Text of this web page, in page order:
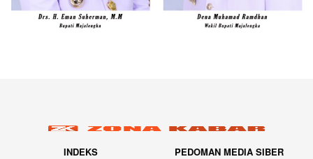
INDEKS
PEDOMAN MEDIA SIBER